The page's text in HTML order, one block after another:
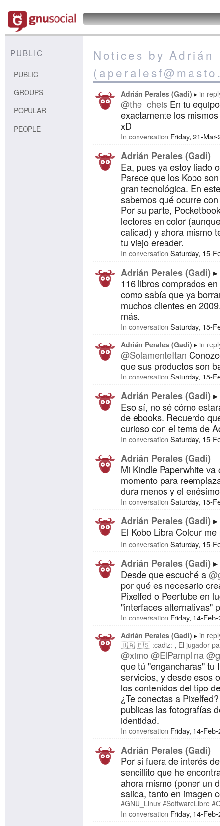
PUBLIC
PUBLIC
GROUPS
POPULAR
PEOPLE
Notices by
Adrián Perales (Gadi) in
@the_cheis En tu
exactamente los
xD
In conversation Friday, 21-
Adrián Perales (Gadi)
Ea, pues ya estoy liado
Parece que los Kobo
gran tecnológica. En
sabemos qué ocurre
Por su parte,
lectores en color
calidad) y ahora mismo
tu viejo ereader.
In conversation Saturday, 15-
Adrián Perales (Gadi)
116 libros comprados
como sabía que ya
muchos clientes en
más.
In conversation Saturday, 15-
Adrián Perales (Gadi) in
@SolamenteItan
que sus productos son
In conversation Saturday, 15-
Adrián Perales (Gadi)
Eso sí, no sé cómo
de ebooks. Recuerdo
curioso con el tema de
In conversation Saturday, 15-
Adrián Perales (Gadi)
Mi Kindle Paperwhite
momento para
dura menos y el
In conversation Saturday, 15-
Adrián Perales (Gadi)
El Kobo Libra Colour
In conversation Saturday, 15-
Adrián Perales (Gadi)
Desde que escuché a
por qué es necesario
Pixelfed o Peertube en
"interfaces alternativas"
In conversation Friday, 14-
Adrián Perales (Gadi)
in
🇺🇦 🇵🇸 :cadiz:
El jugador
@ximo@ElPamplina
que tú "engancharas" tu
servicios, y desde esos
los contenidos del tipo
¿Te conectas a
publicas las fotografías
identidad.
In conversation Friday, 14-
Adrián Perales (Gadi)
Por si fuera de interés
sencillito que he
ahora mismo (poner un
salida, tanto en imagen
#GNU_Linux #SoftwareLibre
In conversation Friday, 14-